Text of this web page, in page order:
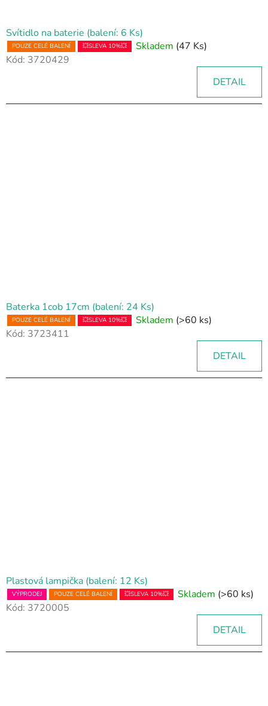
Svítidlo na baterie (balení: 6 Ks)
POUZE CELÉ BALENÍ 💥SLEVA 10%💥 Skladem (47 Ks)
Kód: 3720429
DETAIL
Baterka 1cob 17cm (balení: 24 Ks)
POUZE CELÉ BALENÍ 💥SLEVA 10%💥 Skladem (>60 ks)
Kód: 3723411
DETAIL
Plastová lampička (balení: 12 Ks)
VÝPRODEJ POUZE CELÉ BALENÍ 💥SLEVA 10%💥 Skladem (>60 ks)
Kód: 3720005
DETAIL